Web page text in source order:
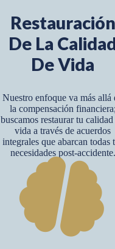
Restauración
De La
De Vida
Nuestro enfoque va más allá
la compensación financiera;
buscamos restaurar tu calidad
vida a través de acuerdos
integrales que abarcan todas
necesidades post-accidente.